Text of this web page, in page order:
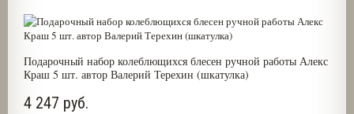
Подарочный набор колеблющихся блесен ручной работы Алекс
Краш 5 шт. автор Валерий Терехин (шкатулка)
4 247 руб.